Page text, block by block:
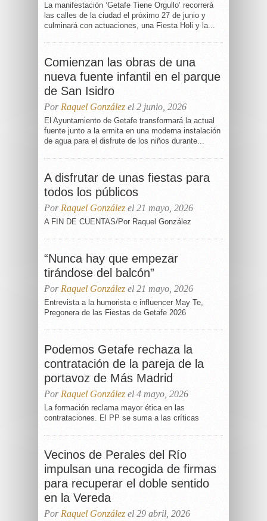
La manifestación ‘Getafe Tiene Orgullo’ recorrerá
las calles de la ciudad el próximo 27 de junio y
culminará con actuaciones, una Fiesta Holi y la...
Comienzan las obras de una
nueva fuente infantil en el parque
de San Isidro
Por Raquel González el 2 junio, 2026
El Ayuntamiento de Getafe transformará la actual
fuente junto a la ermita en una moderna instalación
de agua para el disfrute de los niños durante...
A disfrutar de unas fiestas para
todos los públicos
Por Raquel González el 21 mayo, 2026
A FIN DE CUENTAS/Por Raquel González
“Nunca hay que empezar
tirándose del balcón”
Por Raquel González el 21 mayo, 2026
Entrevista a la humorista e influencer May Te,
Pregonera de las Fiestas de Getafe 2026
Podemos Getafe rechaza la
contratación de la pareja de la
portavoz de Más Madrid
Por Raquel González el 4 mayo, 2026
La formación reclama mayor ética en las
contrataciones. El PP se suma a las críticas
Vecinos de Perales del Río
impulsan una recogida de firmas
para recuperar el doble sentido
en la Vereda
Por Raquel González el 29 abril, 2026